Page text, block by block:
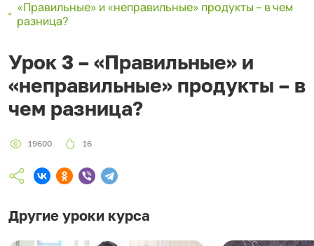
«Правильные» и «неправильные» продукты – в чем
разница?
Урок 3 – «Правильные» и
«неправильные» продукты – в
чем разница?
19600 16
Другие уроки курса